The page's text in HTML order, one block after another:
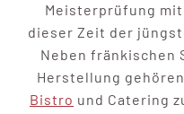
Meisterprüfung mit
dieser Zeit der
Neben fränkischen
Herstellung
Bistro und Catering